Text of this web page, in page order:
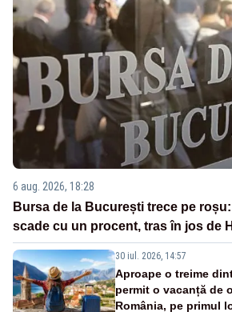
6 aug. 2026, 18:28
Bursa de la București trece pe
scade cu un procent, tras în jos de
30 iul. 2026, 14:57
Aproape o treime
permit o vacanță de
România, pe primul